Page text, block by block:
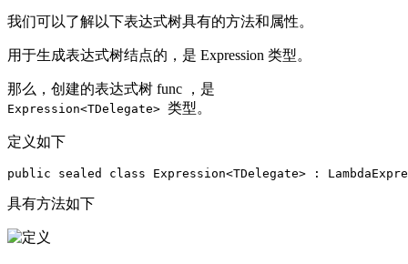
我们可以了解以下表达式树具有的方法和属性。
用于生成表达式树结点的，是 Expression 类型。
那么，创建的表达式树 func ，是
Expression<TDelegate> 类型。
定义如下
public sealed class Expression<TDelegate> :
具有方法如下